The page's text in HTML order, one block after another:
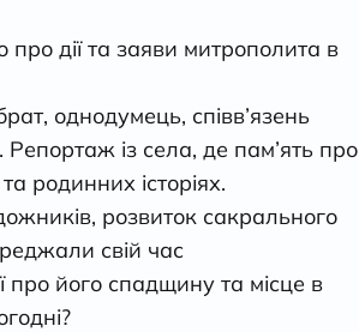
дії та заяви митрополита в
однодумець, співв’язень
із села, де пам’ять про
родинних історіях.
розвиток сакрального
свій час
про його спадщину та місце в